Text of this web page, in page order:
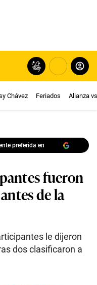
Chávez Feriados Alianza
preferida en
fueron
de la
le dijeron
dos clasificaron a